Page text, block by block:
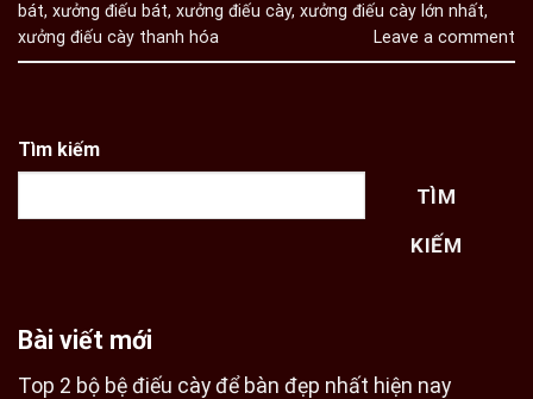
bát, xưởng điếu bát, xưởng điếu cày, xưởng điếu cày lớn nhất,
xưởng điếu cày thanh hóa
Leave a comment
Tìm kiếm
TÌM
KIẾM
Bài viết mới
Top 2 bộ bệ điếu cày để bàn đẹp nhất hiện nay